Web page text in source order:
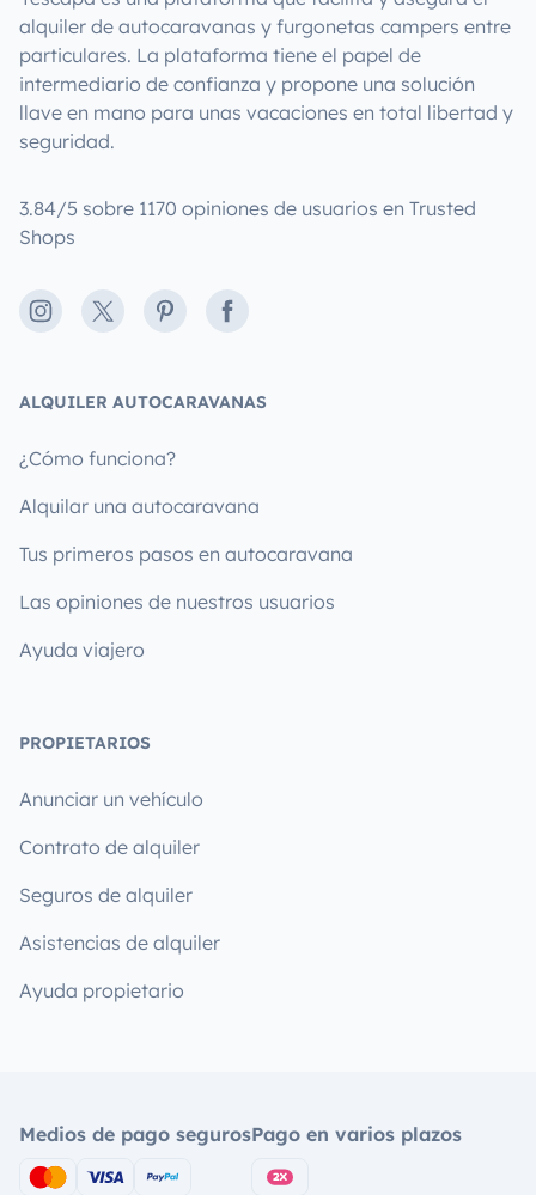
alquiler de autocaravanas y furgonetas campers entre
particulares. La plataforma tiene el papel de
intermediario de confianza y propone una solución
llave en mano para unas vacaciones en total libertad y
seguridad.
3.84/5 sobre 1170 opiniones de usuarios en Trusted
Shops
Instagram
X PinterestFacebook
ALQUILER AUTOCARAVANAS
¿Cómo funciona?
Alquilar una autocaravana
Tus primeros pasos en autocaravana
Las opiniones de nuestros usuarios
Ayuda viajero
PROPIETARIOS
Anunciar un vehículo
Contrato de alquiler
Seguros de alquiler
Asistencias de alquiler
Ayuda propietario
Medios de pago segurosPago en varios plazos